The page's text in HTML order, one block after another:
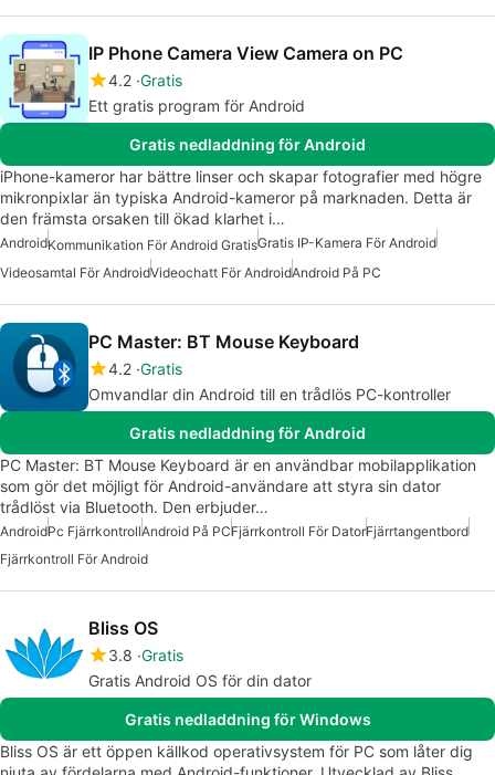
IP Phone Camera View Camera on PC
4.2 Gratis
Ett gratis program för Android
Gratis nedladdning för Android
iPhone-kameror har bättre linser och skapar fotografier med högre
mikronpixlar än typiska Android-kameror på marknaden. Detta är
den främsta orsaken till ökad klarhet i…
AndroidKommunikation För Android GratisGratis IP-Kamera För Android
Videosamtal För AndroidVideochatt För AndroidAndroid På PC
PC Master: BT Mouse Keyboard
4.2 Gratis
Omvandlar din Android till en trådlös PC-kontroller
Gratis nedladdning för Android
PC Master: BT Mouse Keyboard är en användbar mobilapplikation
som gör det möjligt för Android-användare att styra sin dator
trådlöst via Bluetooth. Den erbjuder…
AndroidPc FjärrkontrollAndroid På PCFjärrkontroll För DatorFjärrtangentbord
Fjärrkontroll För Android
Bliss OS
3.8 Gratis
Gratis Android OS för din dator
Gratis nedladdning för Windows
Bliss OS är ett öppen källkod operativsystem för PC som låter dig